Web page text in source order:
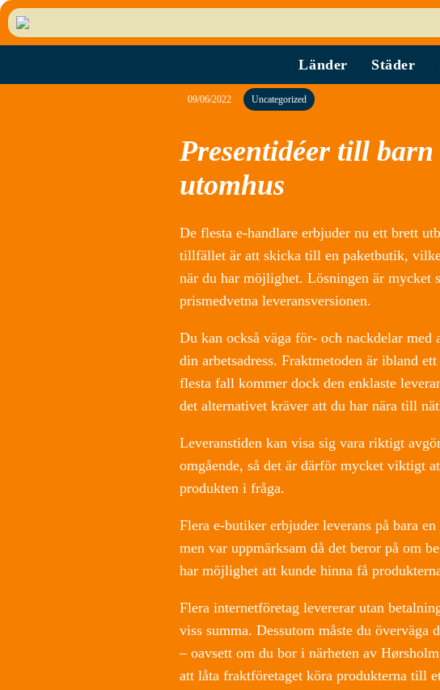
Länder Städer
09/06/2022 Uncategorized
Presentidéer till
utomhus
De flesta e-handlare erbjuder nu ett brett
tillfället är att skicka till en paketbutik,
när du har möjlighet. Lösningen är mycket
prismedvetna leveransversionen.
Du kan också väga för- och nackdelar
din arbetsadress. Fraktmetoden är ibland
flesta fall kommer dock den enklaste
det alternativet kräver att du har nära till
Leveranstiden kan visa sig vara riktigt
omgående, så det är därför mycket viktigt
produkten i fråga.
Flera e-butiker erbjuder leverans på bara
men var uppmärksam då det beror på om
har möjlighet att kunde hinna få
Flera internetföretag levererar utan
viss summa. Dessutom måste du
– oavsett om du bor i närheten av
att låta fraktföretaget köra produkterna till